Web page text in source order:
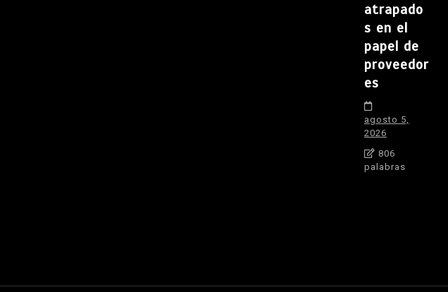
atrapado
s en el
papel de
proveedor
es
agosto 5,
2026
806
palabras